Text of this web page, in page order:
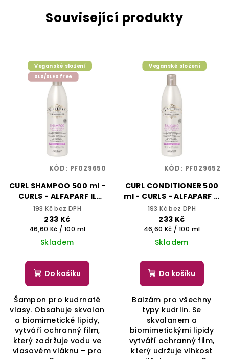
Související produkty
Veganské složení
SLS/SLES free
CURL SHAMPOO 500 ml -
CURLS - ALFAPARF IL
SALONE MILANO
193 Kč bez DPH
233 Kč
Měrná
cena:
46,60 Kč / 100 ml
Skladem
Do košíku
Šampon pro kudrnaté
vlasy. Obsahuje skvalan
a biomimetické lipidy,
vytváří ochranný film,
který zadržuje vodu ve
vlasovém vláknu – pro
KÓD: PF029650
Veganské složení
CURL CONDITIONER 500
ml - CURLS - ALFAPARF IL
SALONE MILANO
193 Kč bez DPH
233 Kč
Měrná
cena:
46,60 Kč / 100 ml
Skladem
Do košíku
Balzám pro všechny
typy kudrlin. Se
skvalanem a
biomimetickými lipidy
vytváří ochranný film,
který udržuje vlhkost
KÓD: PF029652